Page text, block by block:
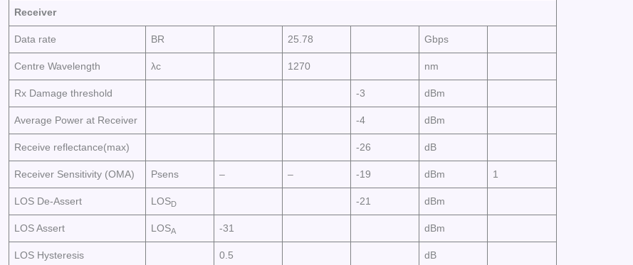
Receiver
Data rate BR 25.78 Gbps
Centre Wavelength λc 1270 nm
Rx Damage threshold -3 dBm
Average Power at Receiver -4 dBm
Receive reflectance(max) -26 dB
Receiver Sensitivity (OMA) Psens – – -19 dBm 1
LOS De-Assert LOSD -21 dBm
LOS Assert LOSA -31 dBm
LOS Hysteresis 0.5 dB